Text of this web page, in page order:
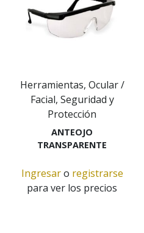
Herramientas, Ocular /
Facial, Seguridad y
Protección
ANTEOJO
TRANSPARENTE
Ingresaro registrarse
para ver los precios